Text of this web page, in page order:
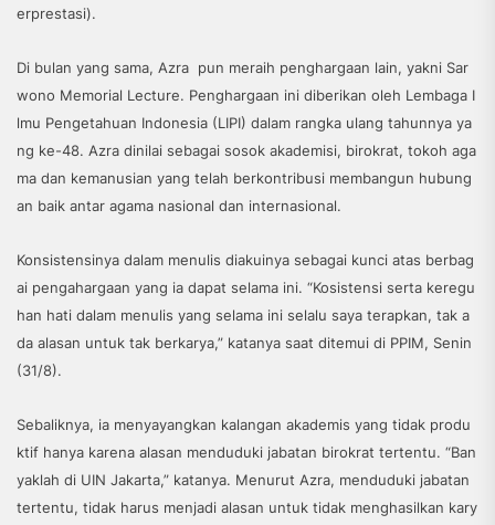
erprestasi).
Di bulan yang sama, Azra pun meraih penghargaan lain, yakni Sar
wono Memorial Lecture. Penghargaan ini diberikan oleh Lembaga I
lmu Pengetahuan Indonesia (LIPI) dalam rangka ulang tahunnya ya
ng ke-48. Azra dinilai sebagai sosok akademisi, birokrat, tokoh aga
ma dan kemanusian yang telah berkontribusi membangun hubung
an baik antar agama nasional dan internasional.
Konsistensinya dalam menulis diakuinya sebagai kunci atas berbag
ai pengahargaan yang ia dapat selama ini. “Kosistensi serta keregu
han hati dalam menulis yang selama ini selalu saya terapkan, tak a
da alasan untuk tak berkarya,” katanya saat ditemui di PPIM, Senin
(31/8).
Sebaliknya, ia menyayangkan kalangan akademis yang tidak produ
ktif hanya karena alasan menduduki jabatan birokrat tertentu. “Ban
yaklah di UIN Jakarta,” katanya. Menurut Azra, menduduki jabatan
tertentu, tidak harus menjadi alasan untuk tidak menghasilkan kary